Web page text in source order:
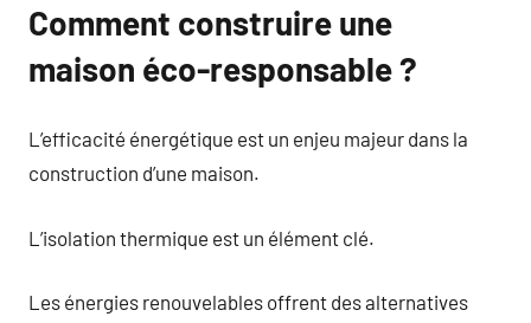
Comment construire une
maison éco-responsable ?
L’efficacité énergétique est un enjeu majeur dans la
construction d’une maison.
L’isolation thermique est un élément clé.
Les énergies renouvelables offrent des alternatives